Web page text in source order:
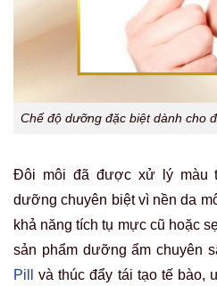
Chế độ dưỡng đặc biệt dành cho
Đôi môi đã được xử lý màu
dưỡng chuyên biệt vì nền da
khả năng tích tụ mực cũ hoặc
sản phẩm dưỡng ẩm chuyên
Pill
và thúc đẩy tái tạo tế bào,